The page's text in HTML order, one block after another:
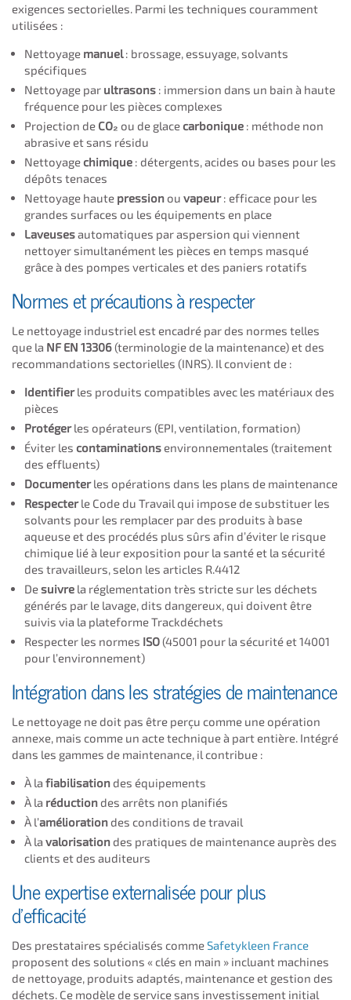
exigences sectorielles. Parmi les techniques couramment
utilisées :
Nettoyage manuel : brossage, essuyage, solvants
spécifiques
Nettoyage par ultrasons : immersion dans un bain à haute
fréquence pour les pièces complexes
Projection de CO₂ ou de glacecarbonique : méthode non
abrasive et sans résidu
Nettoyagechimique : détergents, acides ou bases pour les
dépôts tenaces
Nettoyage haute pressionou vapeur: efficace pour les
grandes surfaces ou les équipements en place
Laveusesautomatiques par aspersion qui viennent
nettoyer simultanément les pièces en temps masqué
grâce à des pompes verticales et des paniers rotatifs
Normes et précautions à respecter
Le nettoyage industriel est encadré par des normes telles
que la NF EN 13306(terminologie de la maintenance) et des
recommandations sectorielles (INRS). Il convient de :
Identifierles produits compatibles avec les matériaux des
pièces
Protégerles opérateurs (EPI, ventilation, formation)
Éviter les contaminationsenvironnementales (traitement
des effluents)
Documenterles opérations dans les plans de maintenance
Respecterle Code du Travail qui impose de substituer les
solvants pour les remplacer par des produits à base
aqueuse et des procédés plus sûrs afin d’éviter le risque
chimique lié à leur exposition pour la santé et la sécurité
des travailleurs, selon les articles R.4412
Desuivre la réglementation très stricte sur les déchets
générés par le lavage, dits dangereux, qui doivent être
suivis via la plateforme Trackdéchets
Respecter les normes ISO(45001 pour la sécurité et 14001
pour l’environnement)
Intégration dans les stratégies de maintenance
Le nettoyage ne doit pas être perçu comme une opération
annexe, mais comme un acte technique à part entière. Intégré
dans les gammes de maintenance, il contribue :
À la fiabilisationdes équipements
À la réductiondes arrêts non planifiés
À l’améliorationdes conditions de travail
À la valorisationdes pratiques de maintenance auprès des
clients et des auditeurs
Une expertise externalisée pour plus
d’efficacité
Des prestataires spécialisés commeSafetykleen France
proposent des solutions « clés en main » incluant machines
de nettoyage, produits adaptés, maintenance et gestion des
déchets. Ce modèle de service sans investissement initial